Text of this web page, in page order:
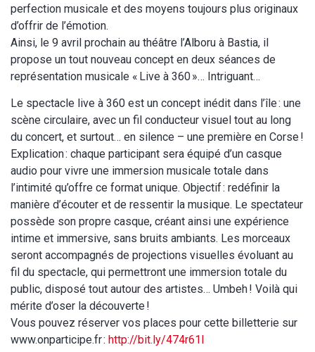
perfection musicale et des moyens toujours plus originaux
d’offrir de l’émotion.
Ainsi, le 9 avril prochain au théâtre l’Alboru à Bastia, il
propose un tout nouveau concept en deux séances de
représentation musicale « Live à 360 »… Intriguant…
Le spectacle live à 360 est un concept inédit dans l’île : une
scène circulaire, avec un fil conducteur visuel tout au long
du concert, et surtout… en silence – une première en Corse !
Explication : chaque participant sera équipé d’un casque
audio pour vivre une immersion musicale totale dans
l’intimité qu’offre ce format unique. Objectif : redéfinir la
manière d’écouter et de ressentir la musique. Le spectateur
possède son propre casque, créant ainsi une expérience
intime et immersive, sans bruits ambiants. Les morceaux
seront accompagnés de projections visuelles évoluant au
fil du spectacle, qui permettront une immersion totale du
public, disposé tout autour des artistes… Umbeh ! Voilà qui
mérite d’oser la découverte !
Vous pouvez réserver vos places pour cette billetterie sur
www.onparticipe.fr : http://bit.ly/474r61l